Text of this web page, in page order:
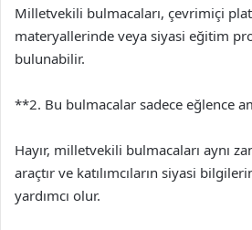
Milletvekili bulmacaları, çevrimiçi
materyallerinde veya siyasi eğitim
bulunabilir.
**2. Bu bulmacalar sadece eğlence
Hayır, milletvekili bulmacaları aynı
araçtır ve katılımcıların siyasi
yardımcı olur.